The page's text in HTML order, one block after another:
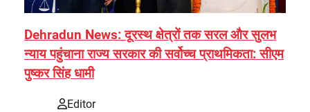
Dehradun News: दूरस्थ क्षेत्रों तक सरल और सुलभ
न्याय पहुंचाना राज्य सरकार की सर्वोच्च प्राथमिकता: सीएम
पुष्कर सिंह धामी
Editor